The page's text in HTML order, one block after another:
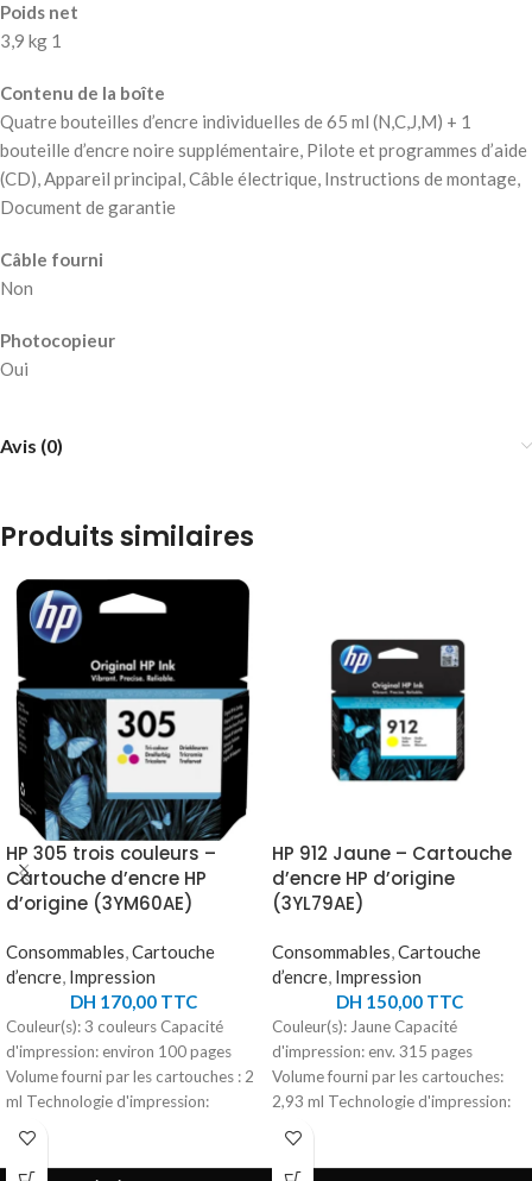
Poids net
3,9 kg 1
Contenu de la boîte
Quatre bouteilles d’encre individuelles de 65 ml (N,C,J,M) + 1
bouteille d’encre noire supplémentaire, Pilote et programmes d’aide
(CD), Appareil principal, Câble électrique, Instructions de montage,
Document de garantie
Câble fourni
Non
Photocopieur
Oui
Avis (0)
Produits similaires
HP 305 trois couleurs –
Cartouche d’encre HP
d’origine (3YM60AE)
Consommables,Cartouche
d’encre, Impression
DH 170,00TTC
Couleur(s): 3 couleurs Capacité
d'impression: environ 100 pages
Volume fourni par les cartouches : 2
ml Technologie d'impression:
Type d'encre: Teintée Poids:
environ 0,03 kg
HP 912 Jaune – Cartouche
d’encre HP d’origine
(3YL79AE)
Consommables,Cartouche
d’encre, Impression
DH 150,00TTC
Couleur(s): Jaune Capacité
d'impression: env. 315 pages
Volume fourni par les cartouches:
2,93 ml Technologie d'impression:
Type d'encre: Pigmentaires Poids:
0,02 kg